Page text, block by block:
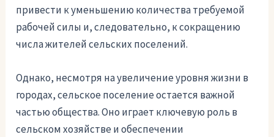
привести к уменьшению количества требуемой
рабочей силы и, следовательно, к сокращению
числа жителей сельских поселений.
Однако, несмотря на увеличение уровня жизни в
городах, сельское поселение остается важной
частью общества. Оно играет ключевую роль в
сельском хозяйстве и обеспечении